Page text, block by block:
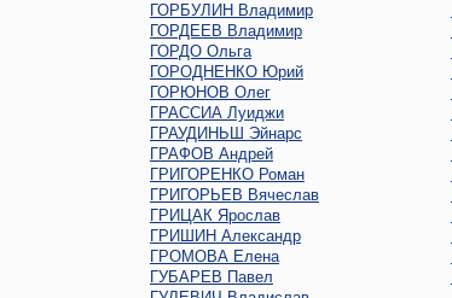
ГОРБУЛИН Владимир
ГОРДЕЕВ Владимир
ГОРДО Ольга
ГОРОДНЕНКО Юрий
ГОРЮНОВ Олег
ГРАССИА Луиджи
ГРАУДИНЬШ Эйнарс
ГРАФОВ Андрей
ГРИГОРЕНКО Роман
ГРИГОРЬЕВ Вячеслав
ГРИЦАК Ярослав
ГРИШИН Александр
ГРОМОВА Елена
ГУБАРЕВ Павел